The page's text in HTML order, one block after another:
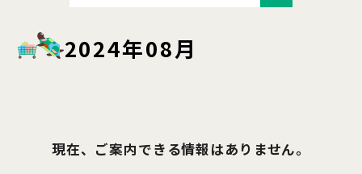
2024年08月
現在、ご案内できる情報はありません。